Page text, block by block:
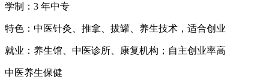
学制：3 年中专
特色：中医针灸、推拿、拔罐、养生技术，适合创业
就业：养生馆、中医诊所、康复机构；自主创业率高
中医养生保健